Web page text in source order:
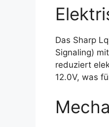
Das Sharp
Signaling)
reduziert
12.0V, was